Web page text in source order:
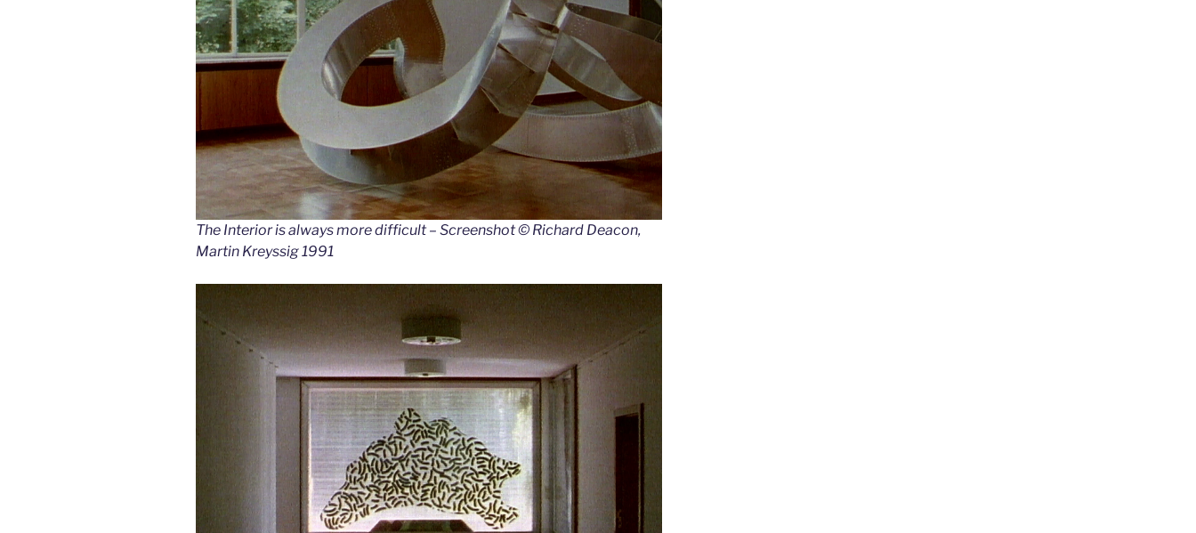
The Interior is always more difficult – Screenshot © Richard Deacon,
Martin Kreyssig 1991